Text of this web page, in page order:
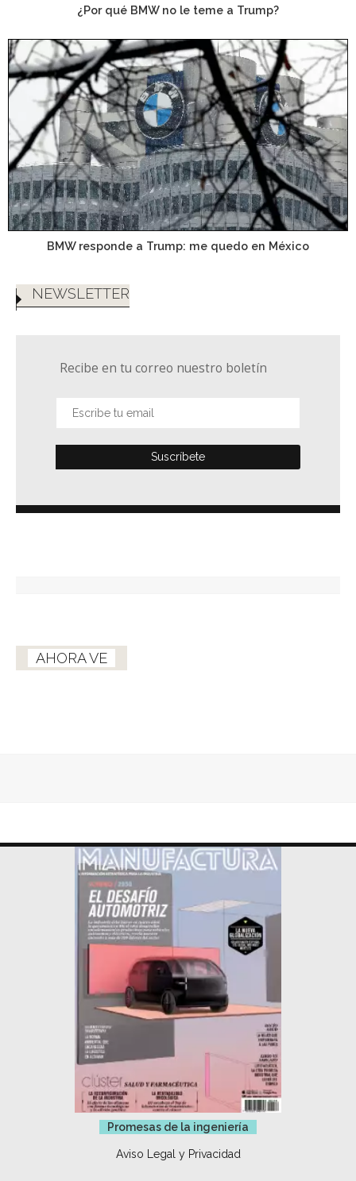
¿Por qué BMW no le teme a Trump?
BMW responde a Trump: me quedo en México
NEWSLETTER
Recibe en tu correo nuestro boletín
AHORA VE
Promesas de la ingeniería
Aviso Legal y Privacidad